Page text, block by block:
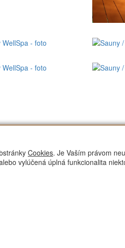
Cookies. Je Vaším právom
vylúčená úplná funkcionalita